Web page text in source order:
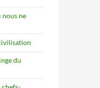
nous ne
du